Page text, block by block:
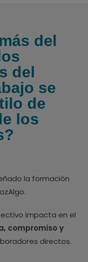
del
del
se
de
los
la formación
impacta en el
compromiso y
directos.